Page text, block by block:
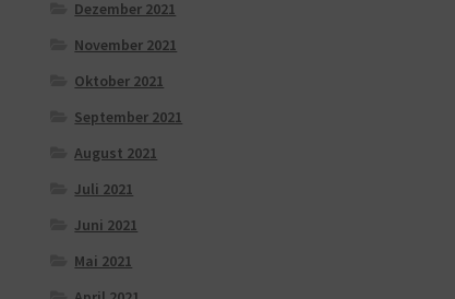
Dezember 2021
November 2021
Oktober 2021
September 2021
August 2021
Juli 2021
Juni 2021
Mai 2021